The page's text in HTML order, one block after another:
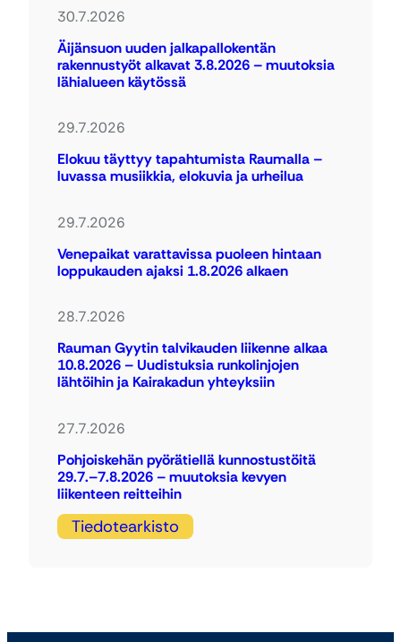
30.7.2026
Äijänsuon uuden jalkapallokentän
rakennustyöt alkavat 3.8.2026 – muutoksia
lähialueen käytössä
29.7.2026
Elokuu täyttyy tapahtumista Raumalla –
luvassa musiikkia, elokuvia ja urheilua
29.7.2026
Venepaikat varattavissa puoleen hintaan
loppukauden ajaksi 1.8.2026 alkaen
28.7.2026
Rauman Gyytin talvikauden liikenne alkaa
10.8.2026 – Uudistuksia runkolinjojen
lähtöihin ja Kairakadun yhteyksiin
27.7.2026
Pohjoiskehän pyörätiellä kunnostustöitä
29.7.–7.8.2026 – muutoksia kevyen
liikenteen reitteihin
Tiedotearkisto